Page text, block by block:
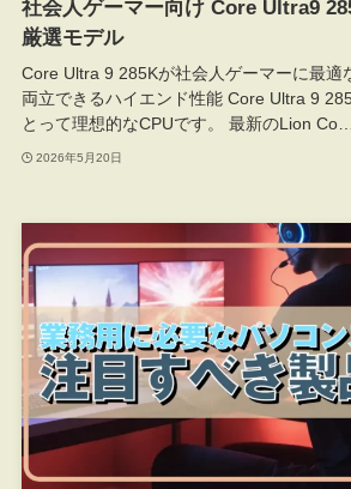
社会人ゲーマー向け Core Ultra9
厳選モデル
Core Ultra 9 285Kが社会人ゲーマーに最適
両立できるハイエンド性能 Core Ultra 9
とって理想的なCPUです。 最新のLion Co…
2026年5月20日